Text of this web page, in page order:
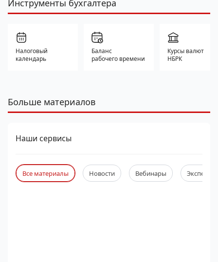
Инструменты бухгалтера
Налоговый
календарь
Баланс
рабочего времени
Курсы валют
НБРК
Больше материалов
Наши сервисы
Все материалы Новости Вебинары